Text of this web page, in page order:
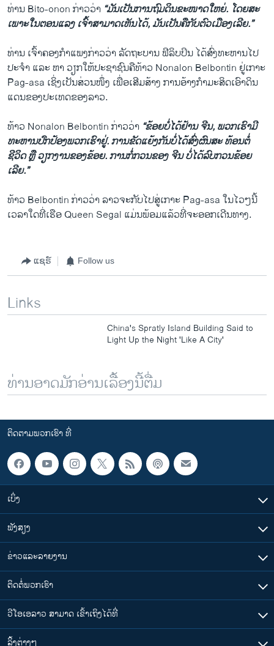
ທ່ານ Bito-onon ກ່າວ​ວ່າ ​“​ມັນ​ເປັນ​ການ​ຖົມດິນຂະໜາດໃຫຍ່​. ​ໂດຍ​ສະ​
ເພາະ​ໃນ​ຕອນ​ແລງ ​ເຈົ້າ​ສາມາ​ດ​ເຫັນ​ໄດ້, ມັນ​ເປັນ​ຄື​ກັບ​ຕົວ​ເມືອ​ງ​ເລີຍ.”
ທ່ານ ​ເຈົ້າ​ຄອງ​ກຳແພງກ່າວ​ວ່າ ລັດຖະບານ ​ຟີ​ລິບ​ປິນ ໄດ້ສົ່ງ​ທະຫານ​ໄປ​
ປະຈຳ ​ແລະ ຫາ ວຽກ​ໃຫ້​ປະຊາຊົນຄື​ທ້າວ Nonalon Belbontin ຢູ່​ເກາະ
Pag-asa ​ເຊິ່ງ​ເປັນ​ສ່ວນ​ໜຶ່ງ​ ເພື່ອ​ເສີມ​ສ້າງ​ ການ​ອ້າງ​ກຳມະສິດເອົາ​ດິນ​
ແດນ​ຂອງ​ປະ​ເທດ​ຂ​ອງລາວ.
ທ້າວ Nonalon Belbontin ກ່າວ​ວ່າ “ຂ້ອຍ​ບໍ່​ໄດ້​ຢ້ານ​ ຈີນ, ພວກ​ເຮົາ​ມີ​
ທະຫານ​ປົກ​ປ້ອງ​ພວກ​ເຮົາ​ຢູ່. ການ​ຂັດ​ແຍ້​ງກັນບໍ່​ໄດ້​ສົ່ງ​ຜົນ​ສະ ທ້ອນ​ຕໍ່​
ຊີວິດ ຫຼື ວຽກ​ງານ​ຂອງ​ຂ້ອຍ. ການ​ກໍ່ກວນ​ຂອງ​ ຈີນ ບໍ່​ໄດ້​ລົບ​ກວນ​ຂ້ອຍ​
ເລີຍ.”
ທ້າວ Belbontin ກ່າວ​ວ່າ ລາວ​ຈະ​ກັບໄປສູ່​ເກາະ Pag-asa ​ໃນໄວໆ​ນີ້ ​
ເວລາໃດ​ທີ່​ເຮືອ Queen Segal ​ແມ່ນພ້ອມ​ແລ້ວ​ທີ່​ຈະ​ອອກ​ເດີນທາງ.
ແຊຣ໌ Follow us
Links
China's Spratly Island Building Said to
Light Up the Night 'Like A City'
ທ່ານອາດມັກອ່ານເລື້ອງນີ້ຕື່ມ
ຕິດຕາມພວກເຮົາ ທີ່
ເບິ່ງ
ຟັງສຽງ
ຂ່າວແລະລາຍງານ
ຕິດຕໍ່ພວກເຮົາ
ວີໂອເອລາວ ສາມາດ ເຂົ້າເຖິງໄດ້ທີ່
​ລິ້ງ​ຕ່າງໆ